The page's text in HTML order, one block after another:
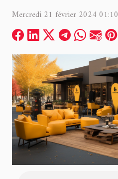
Mercredi 21 février 2024 01:10